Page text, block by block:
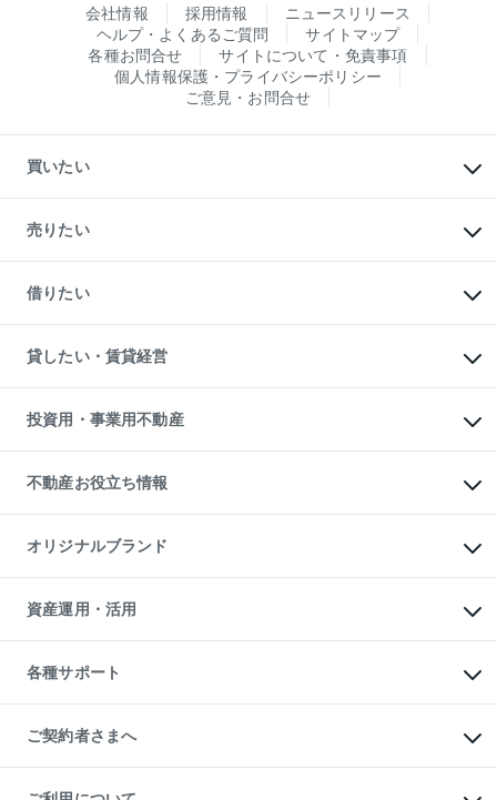
会社情報 採用情報
ニュースリリース
ヘルプ・よくあるご質問
サイトマップ
各種お問合せ
サイトについて・免責事項
個人情報保護・プライバシーポリシー
ご意見・お問合せ
買いたい
新築・分譲マンションの購入
中古マンションの購入
一戸建ての購入
中古一戸建ての購入
不動産購入の流れ
注目キーワード物件特集
購入ガイド
English 繁体中文簡体中文
売りたい
一戸建ての売却・査定
土地の売却・査定
スピードAI査定
不動産査定について
不動産売却の流れ
不動産買換えの流れ
売却ガイド
借りたい
オフィス・店舗の賃貸
借りるときの流れ
借りるガイド
貸したい・賃貸経営
マンション賃料データ
賃貸管理プラン
リロケーションについて
貸すガイド
投資用・事業用不動産
事業用不動産
マンション投資
投資用マンション
アパート経営
収益物件
ビル購入（ビル一棟）
投資用不動産の売却査定
事業用不動産の売却査定
不動産お役立ち情報
マンションライブラリー
人気マンションランキング
暮らしに役立つ不動産メディア
不動産相場・不動産価格情報
不動産コラム・ニュース
不動産用語集
不動産なんでもネット相談室
住まいの税金
オリジナルブランド
一棟リノベーションマンション
L`GENTE（ルジェンテ）
区分リノベーションマンション
投資用一棟レジデンスWELL
不動産小口投資
LEGACIA（レガシア）
資産運用・活用
不動産M&A
アセットマネジメント・出資
各種サポート
相続サポート
リフォームサポート
ご契約者さまへ
ご紹介・再契約特典